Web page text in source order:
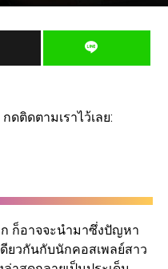
ติดตามเราไว้เลย:
ก ก็อาจจะนำมาซึ่งปัญหา
ดียวกันกับนักคอสเพลย์สาว